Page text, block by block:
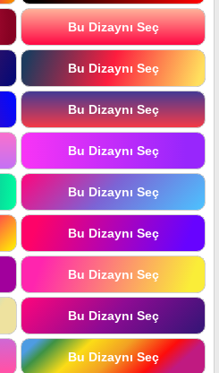
Bu Dizaynı Seç
Bu Dizaynı Seç
Bu Dizaynı Seç
Bu Dizaynı Seç
Bu Dizaynı Seç
Bu Dizaynı Seç
Bu Dizaynı Seç
Bu Dizaynı Seç
Bu Dizaynı Seç